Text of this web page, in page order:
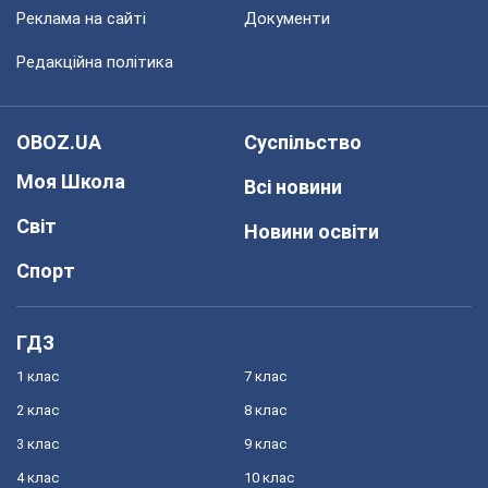
Реклама на сайті Документи
Редакційна політика
OBOZ.UA
Моя Школа
Світ
Спорт
Суспільство
Всі новини
Новини освіти
ГДЗ
1 клас
2 клас
3 клас
4 клас
7 клас
8 клас
9 клас
10 клас